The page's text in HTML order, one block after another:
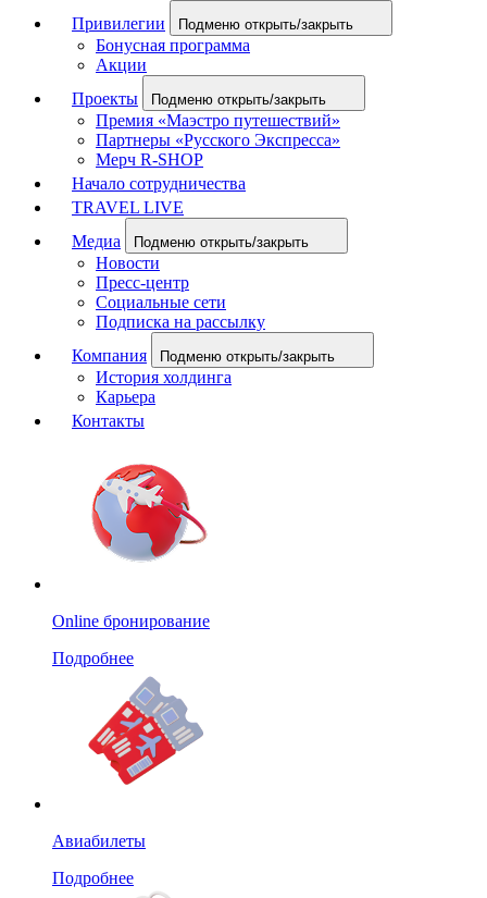
Привилегии
Подменю открыть/закрыть
Бонусная программа
Акции
Проекты
Подменю открыть/закрыть
Премия «Маэстро путешествий»
Партнеры «Русского Экспресса»
Мерч R-SHOP
Начало сотрудничества
TRAVEL LIVE
Медиа
Подменю открыть/закрыть
Новости
Пресс-центр
Социальные сети
Подписка на рассылку
Компания
Подменю открыть/закрыть
История холдинга
Карьера
Контакты
Online бронирование
Подробнее
Авиабилеты
Подробнее